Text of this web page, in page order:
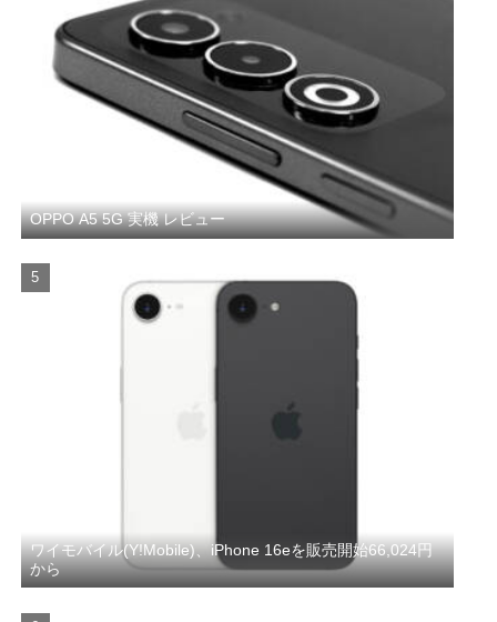
OPPO A5 5G 実機 レビュー
ワイモバイル(Y!Mobile)、iPhone 16eを販売開始66,024円
から